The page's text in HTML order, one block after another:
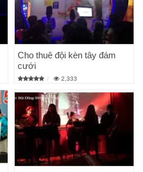
Cho thuê đội kèn tây đám
cưới
2,333